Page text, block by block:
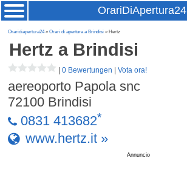
OrariDiApertura24
Oraridiapertura24»Orari di apertura a Brindisi » Hertz
Hertz a Brindisi
|0 Bewertungen |Vota ora!
aereoporto Papola snc
72100 Brindisi
0831 413682*
www.hertz.it »
Annuncio